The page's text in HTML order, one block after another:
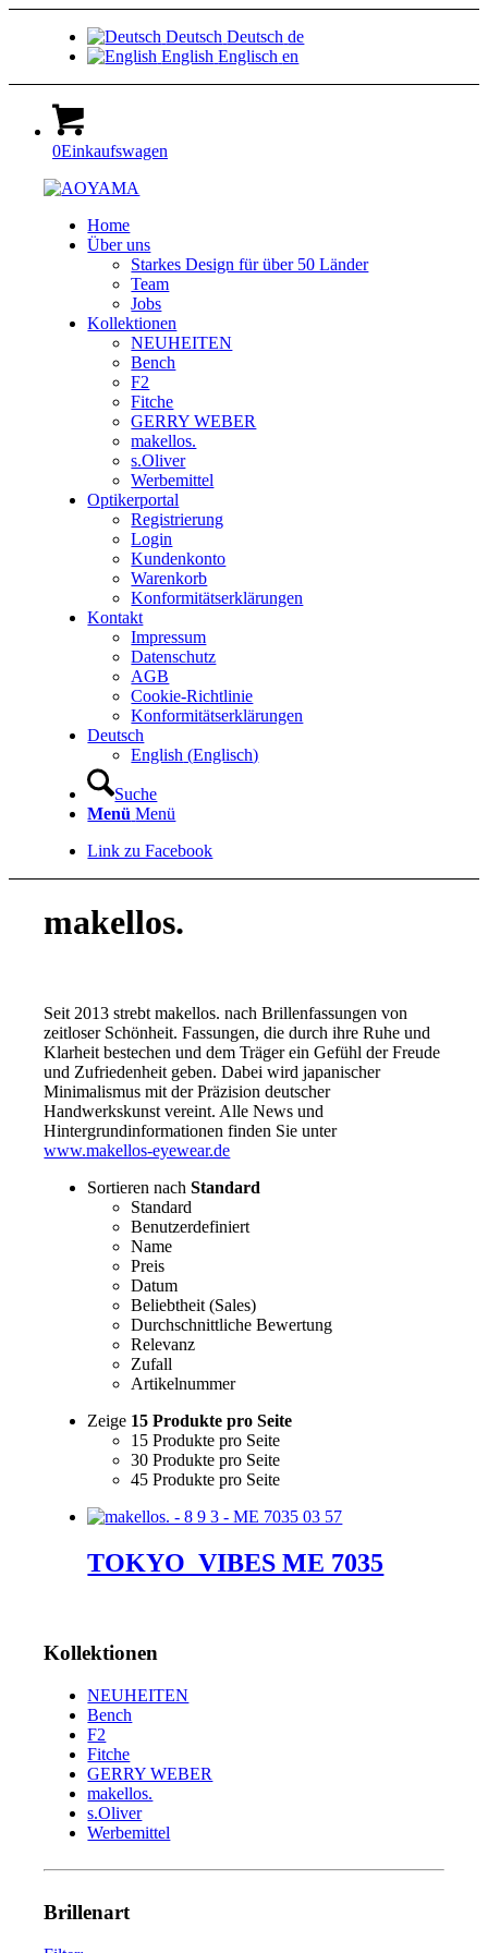
Deutsch Deutsch de
English Englisch en
0Einkaufswagen
Home
Über uns
Starkes Design für über 50 Länder
Team
Jobs
Kollektionen
NEUHEITEN
Bench
F2
Fitche
GERRY WEBER
makellos.
s.Oliver
Werbemittel
Optikerportal
Registrierung
Login
Kundenkonto
Warenkorb
Konformitätserklärungen
Kontakt
Impressum
Datenschutz
AGB
Cookie-Richtlinie
Konformitätserklärungen
Deutsch
English (Englisch)
Suche
Menü Menü
Link zu Facebook
makellos.
Seit 2013 strebt makellos. nach Brillenfassungen von
zeitloser Schönheit. Fassungen, die durch ihre Ruhe und
Klarheit bestechen und dem Träger ein Gefühl der Freude
und Zufriedenheit geben. Dabei wird japanischer
Minimalismus mit der Präzision deutscher
Handwerkskunst vereint. Alle News und
Hintergrundinformationen finden Sie unter
www.makellos-eyewear.de
Sortieren nachStandard
Standard
Benutzerdefiniert
Name
Preis
Datum
Beliebtheit (Sales)
Durchschnittliche Bewertung
Relevanz
Zufall
Artikelnummer
Zeige 15 Produkte pro Seite
15 Produkte pro Seite
30 Produkte pro Seite
45 Produkte pro Seite
TOKYO_VIBES ME 7035
Kollektionen
NEUHEITEN
Bench
F2
Fitche
GERRY WEBER
makellos.
s.Oliver
Werbemittel
Brillenart